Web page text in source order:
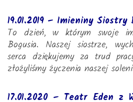
19.01.2019 – Imieniny Siostry
To dzień, w którym swoje
Bogusia. Naszej siostrze,
serca dziękujemy za trud
złożyliśmy życzenia naszej
17.01.2020 – Teatr Eden z